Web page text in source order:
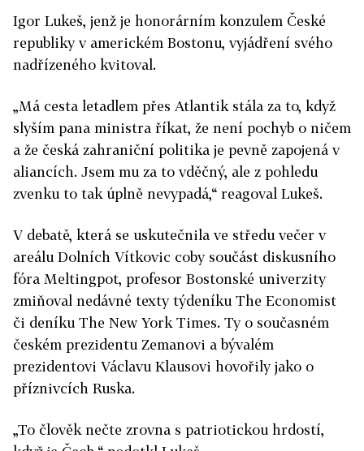
Igor Lukeš, jenž je honorárním konzulem České
republiky v americkém Bostonu, vyjádření svého
nadřízeného kvitoval.
„Má cesta letadlem přes Atlantik stála za to, když
slyším pana ministra říkat, že není pochyb o ničem
a že česká zahraniční politika je pevně zapojená v
aliancích. Jsem mu za to vděčný, ale z pohledu
zvenku to tak úplně nevypadá,“ reagoval Lukeš.
V debatě, která se uskutečnila ve středu večer v
areálu Dolních Vítkovic coby součást diskusního
fóra Meltingpot, profesor Bostonské univerzity
zmiňoval nedávné texty týdeníku The Economist
či deníku The New York Times. Ty o současném
českém prezidentu Zemanovi a bývalém
prezidentovi Václavu Klausovi hovořily jako o
příznivcích Ruska.
„To člověk nečte zrovna s patriotickou hrdostí,